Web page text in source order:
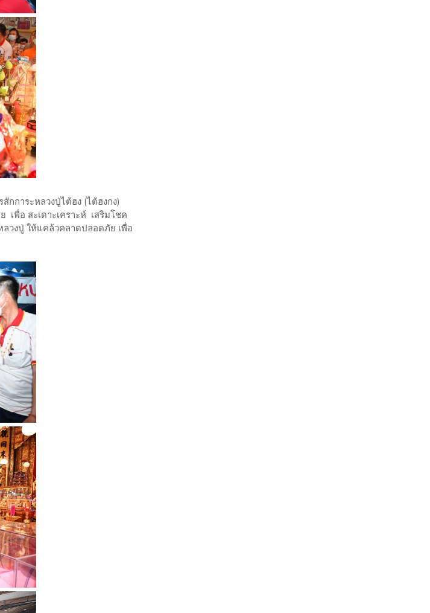
การะหลวงปู่ไต้ฮง (ไต้ฮงกง)
เพื่อ สะเดาะเคราะห์ เสริมโชค
ลวงปู่ ให้แคล้วคลาดปลอดภัย เพื่อ